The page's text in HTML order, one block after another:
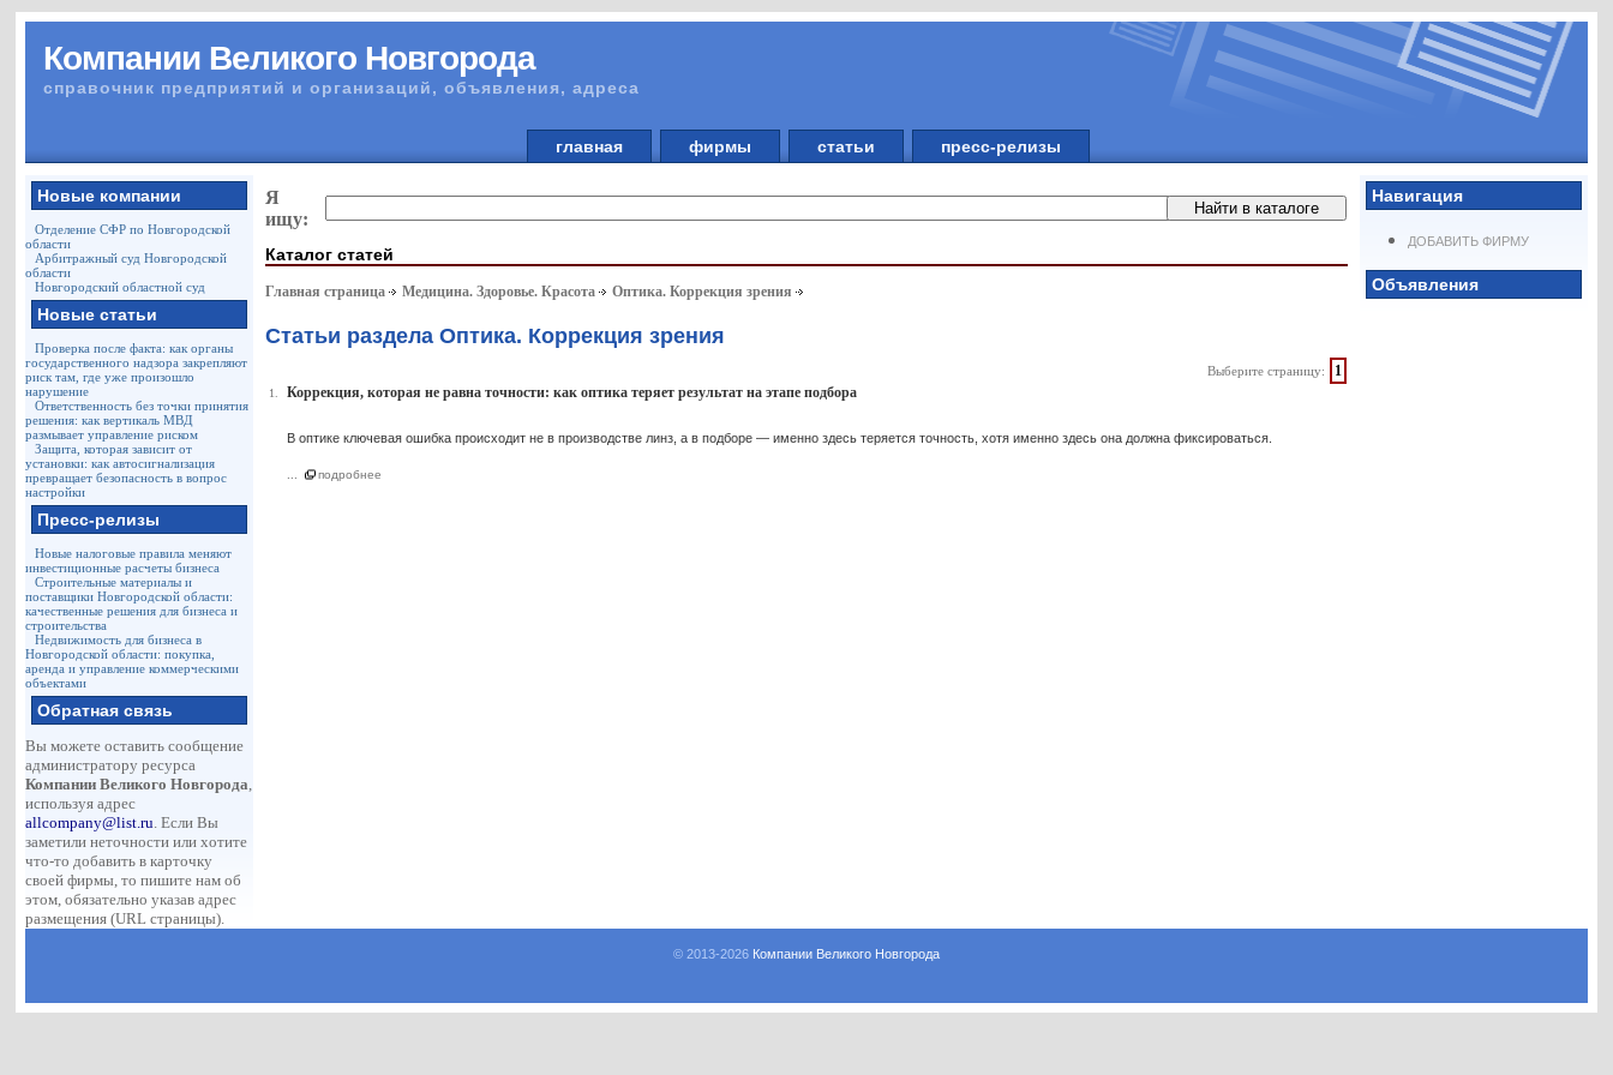
Компании Великого Новгорода
справочник предприятий и организаций, объявления, адреса
главная фирмы статьи пресс-релизы
Новые компании
Отделение СФР по Новгородской
области
Арбитражный суд Новгородской
области
Новгородский областной суд
Новые статьи
Проверка после факта: как органы
государственного надзора закрепляют
риск там, где уже произошло
нарушение
Ответственность без точки принятия
решения: как вертикаль МВД
размывает управление риском
Защита, которая зависит от
установки: как автосигнализация
превращает безопасность в вопрос
настройки
Пресс-релизы
Новые налоговые правила меняют
инвестиционные расчеты бизнеса
Строительные материалы и
поставщики Новгородской области:
качественные решения для бизнеса и
строительства
Недвижимость для бизнеса в
Новгородской области: покупка,
аренда и управление коммерческими
объектами
Обратная связь
Вы можете оставить сообщение
администратору ресурса
Компании Великого Новгорода,
используя адрес
allcompany@list.ru. Если Вы
заметили неточности или хотите
что-то добавить в карточку
своей фирмы, то пишите нам об
этом, обязательно указав адрес
размещения (URL страницы).
Навигация
ДОБАВИТЬ ФИРМУ
Объявления
Я
ищу:
Каталог статей
Главная страница Медицина. Здоровье. Красота Оптика. Коррекция зрения
Статьи раздела Оптика. Коррекция зрения
Выберите страницу: 1
1. Коррекция, которая не равна точности: как оптика теряет результат на этапе подбора
В оптике ключевая ошибка происходит не в производстве линз, а в подборе — именно здесь теряется точность, хотя именно здесь она должна фиксироваться.
подробнее
© 2013-2026 Компании Великого Новгорода